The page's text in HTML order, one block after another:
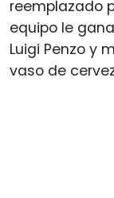
reemplazado
equipo le
Luigi Penzo y
vaso de